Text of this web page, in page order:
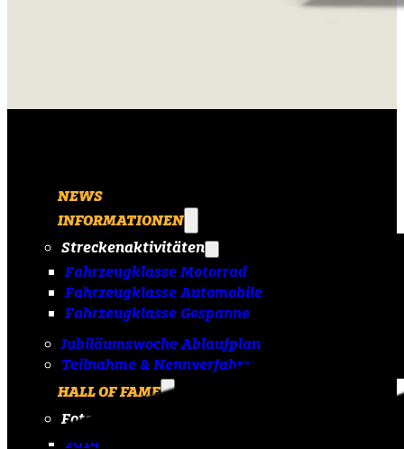
NEWS
INFORMATIONEN
Streckenaktivitäten
Fahrzeugklasse Motorrad
Fahrzeugklasse Automobile
Fahrzeugklasse Gespanne
Jubiläumswoche Ablaufplan
Teilnahme & Nennverfahren
HALL OF FAME
Fotoarchiv
2014